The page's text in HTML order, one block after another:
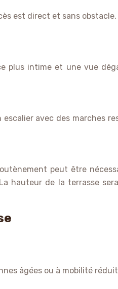
est direct et sans
plus intime et une vue
avec des marches
peut être
hauteur de la terrasse
âgées ou à mobilité